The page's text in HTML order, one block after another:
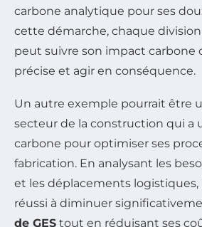
carbone analytique pour ses
cette démarche, chaque division
peut suivre son impact carbone
précise et agir en conséquence.
Un autre exemple pourrait être
secteur de la construction qui a
carbone pour optimiser ses
fabrication. En analysant les
et les déplacements logistiques,
réussi à diminuer
de GES tout en réduisant ses